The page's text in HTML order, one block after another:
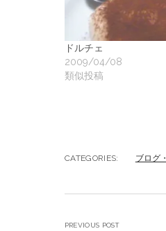
ドルチェ
2009/04/08
類似投稿
CATEGORIES: ブログ
PREVIOUS POST